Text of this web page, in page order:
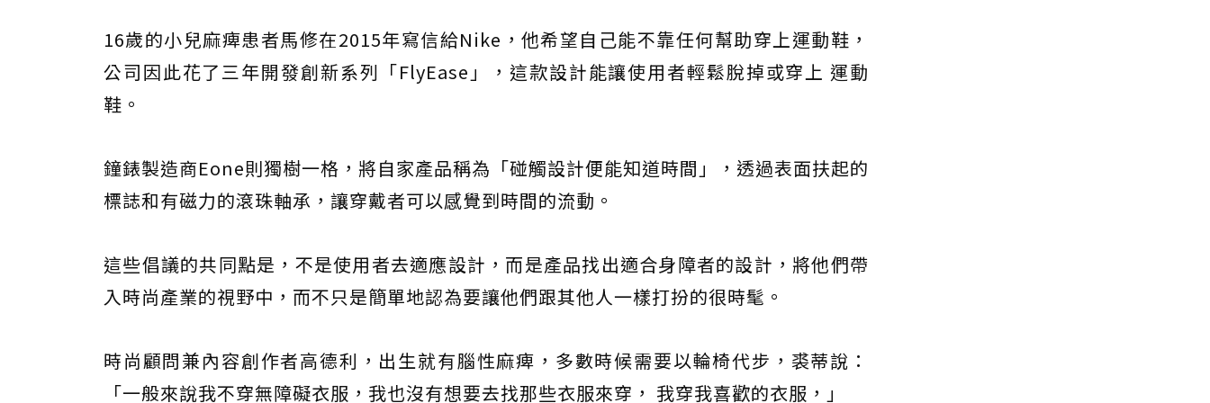
16歲的小兒麻痺患者馬修在2015年寫信給Nike，他希望自己能不靠任何幫助穿上運動鞋，
公司因此花了三年開發創新系列「FlyEase」，這款設計能讓使用者輕鬆脫掉或穿上 運動
鞋。
鐘錶製造商Eone則獨樹一格，將自家產品稱為「碰觸設計便能知道時間」，透過表面扶起的
標誌和有磁力的滾珠軸承，讓穿戴者可以感覺到時間的流動。
這些倡議的共同點是，不是使用者去適應設計，而是產品找出適合身障者的設計，將他們帶
入時尚產業的視野中，而不只是簡單地認為要讓他們跟其他人一樣打扮的很時髦。
時尚顧問兼內容創作者高德利，出生就有腦性麻痺，多數時候需要以輪椅代步，裘蒂說：
「一般來說我不穿無障礙衣服，我也沒有想要去找那些衣服來穿， 我穿我喜歡的衣服，」